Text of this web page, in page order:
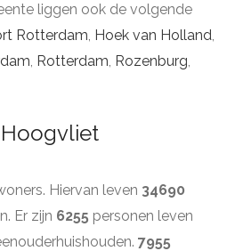
liggen ook de volgende
Rotterdam, Hoek van Holland,
, Rotterdam, Rozenburg,
Hiervan leven 34690
Er zijn 6255 personen leven
7955